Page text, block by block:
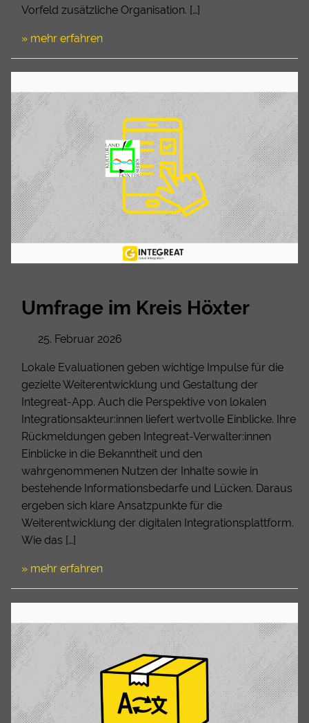
Vorfeld zusätzliche Organisation. […]
» mehr erfahren
Umfrage im Kreis Höxter
25. Februar 2026
Lokale Evaluationen geben wichtige Impulse für die
gezielte Weiterentwicklung und Gestaltung der
Integreat-App. Auch die Perspektive von lokalen
Integrationsakteur:innen liefert wertvolle Einblicke. Ihre
Rückmeldungen geben Integreat-Verwalter:innen
Einblicke in die Bekanntheit und den
wahrgenommenen Nutzen der Inhalte sowie in
bestehende Informationsbedarfe und Lücken. Daraus
ergeben sich klare Ansatzpunkte für die
Weiterentwicklung der digitalen Integrationsplattform.
Wie das […]
» mehr erfahren